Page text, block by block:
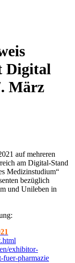
Digital
März
auf mehreren
am Digital-Stand
Medizinstudium“
bezüglich
und Unileben in
exhibitor-
fuer-pharmazie